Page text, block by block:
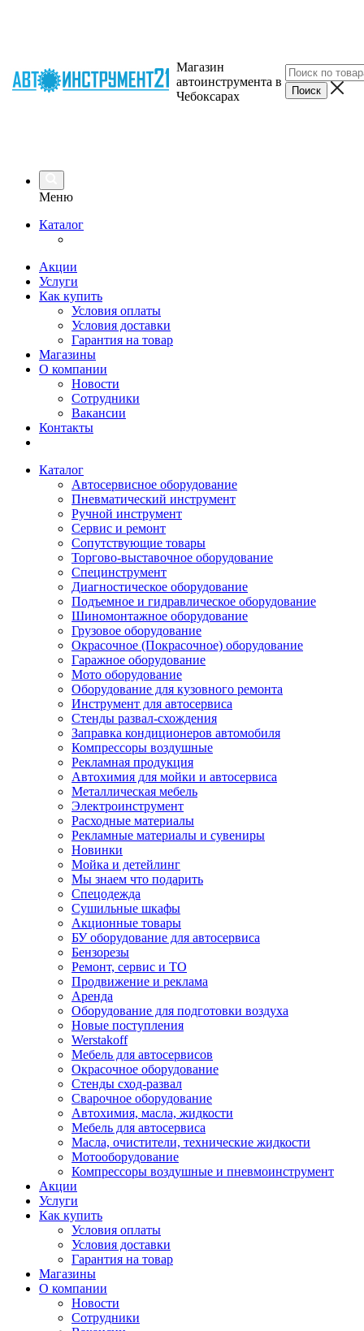
Магазин
автоинструмента в
Чебоксарах
Меню
Каталог
Акции
Услуги
Как купить
Условия оплаты
Условия доставки
Гарантия на товар
Магазины
О компании
Новости
Сотрудники
Вакансии
Контакты
Каталог
Автосервисное оборудование
Пневматический инструмент
Ручной инструмент
Сервис и ремонт
Сопутствующие товары
Торгово-выставочное оборудование
Специнструмент
Диагностическое оборудование
Подъемное и гидравлическое оборудование
Шиномонтажное оборудование
Грузовое оборудование
Окрасочное (Покрасочное) оборудование
Гаражное оборудование
Мото оборудование
Оборудование для кузовного ремонта
Инструмент для автосервиса
Стенды развал-схождения
Заправка кондиционеров автомобиля
Компрессоры воздушные
Рекламная продукция
Автохимия для мойки и автосервиса
Металлическая мебель
Электроинструмент
Расходные материалы
Рекламные материалы и сувениры
Новинки
Мойка и детейлинг
Мы знаем что подарить
Спецодежда
Сушильные шкафы
Акционные товары
БУ оборудование для автосервиса
Бензорезы
Ремонт, сервис и ТО
Продвижение и реклама
Аренда
Оборудование для подготовки воздуха
Новые поступления
Werstakoff
Мебель для автосервисов
Окрасочное оборудование
Стенды сход-развал
Сварочное оборудование
Автохимия, масла, жидкости
Мебель для автосервиса
Масла, очистители, технические жидкости
Мотооборудование
Компрессоры воздушные и пневмоинструмент
Акции
Услуги
Как купить
Условия оплаты
Условия доставки
Гарантия на товар
Магазины
О компании
Новости
Сотрудники